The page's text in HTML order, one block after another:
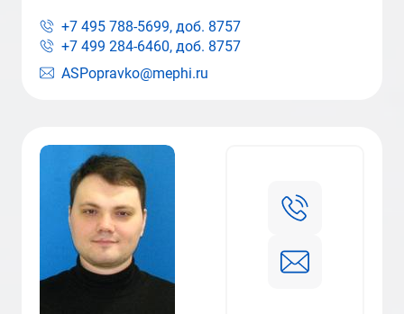
ASPopravko@mephi.ru
+7 495 788-5699, доб. 8757
+7 499 284-6460, доб. 8757